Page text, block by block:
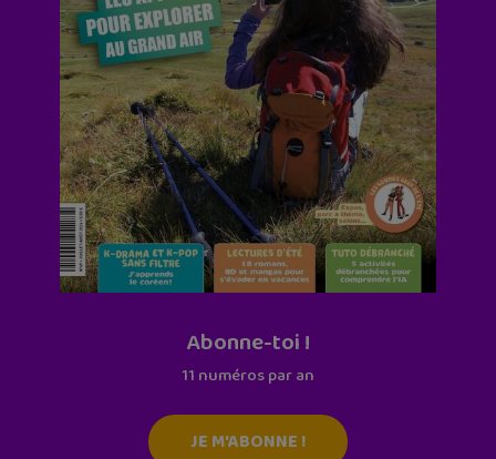
Abonne-toi !
11 numéros par an
JE M'ABONNE !